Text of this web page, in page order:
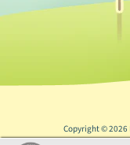
T
i
Copyright © 2026